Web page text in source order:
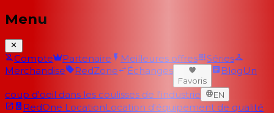
Menu
Compte Partenaire Meilleures offres
Séries
Merchandise
RedZone Échanges
Favoris
BlogUn
coup d'oeil dans les coulisses de l'industrie EN
RedOne LocationLocation d'équipement de qualité